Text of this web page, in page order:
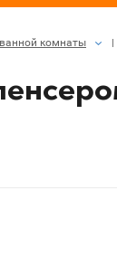
комнаты